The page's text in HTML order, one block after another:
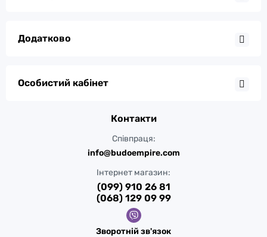
Додатково
Особистий кабінет
Контакти
Співпраця:
info@budoempire.com
Інтернет магазин:
(099) 910 26 81
(068) 129 09 99
Зворотній зв'язок